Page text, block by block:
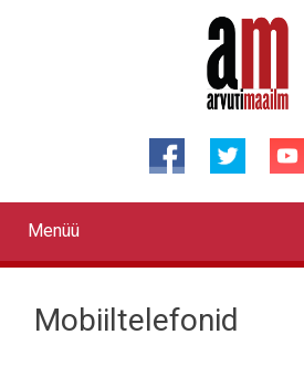
Primary
links
Menüü
Mobiiltelefonid